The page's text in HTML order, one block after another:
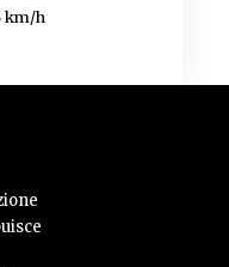
km/h